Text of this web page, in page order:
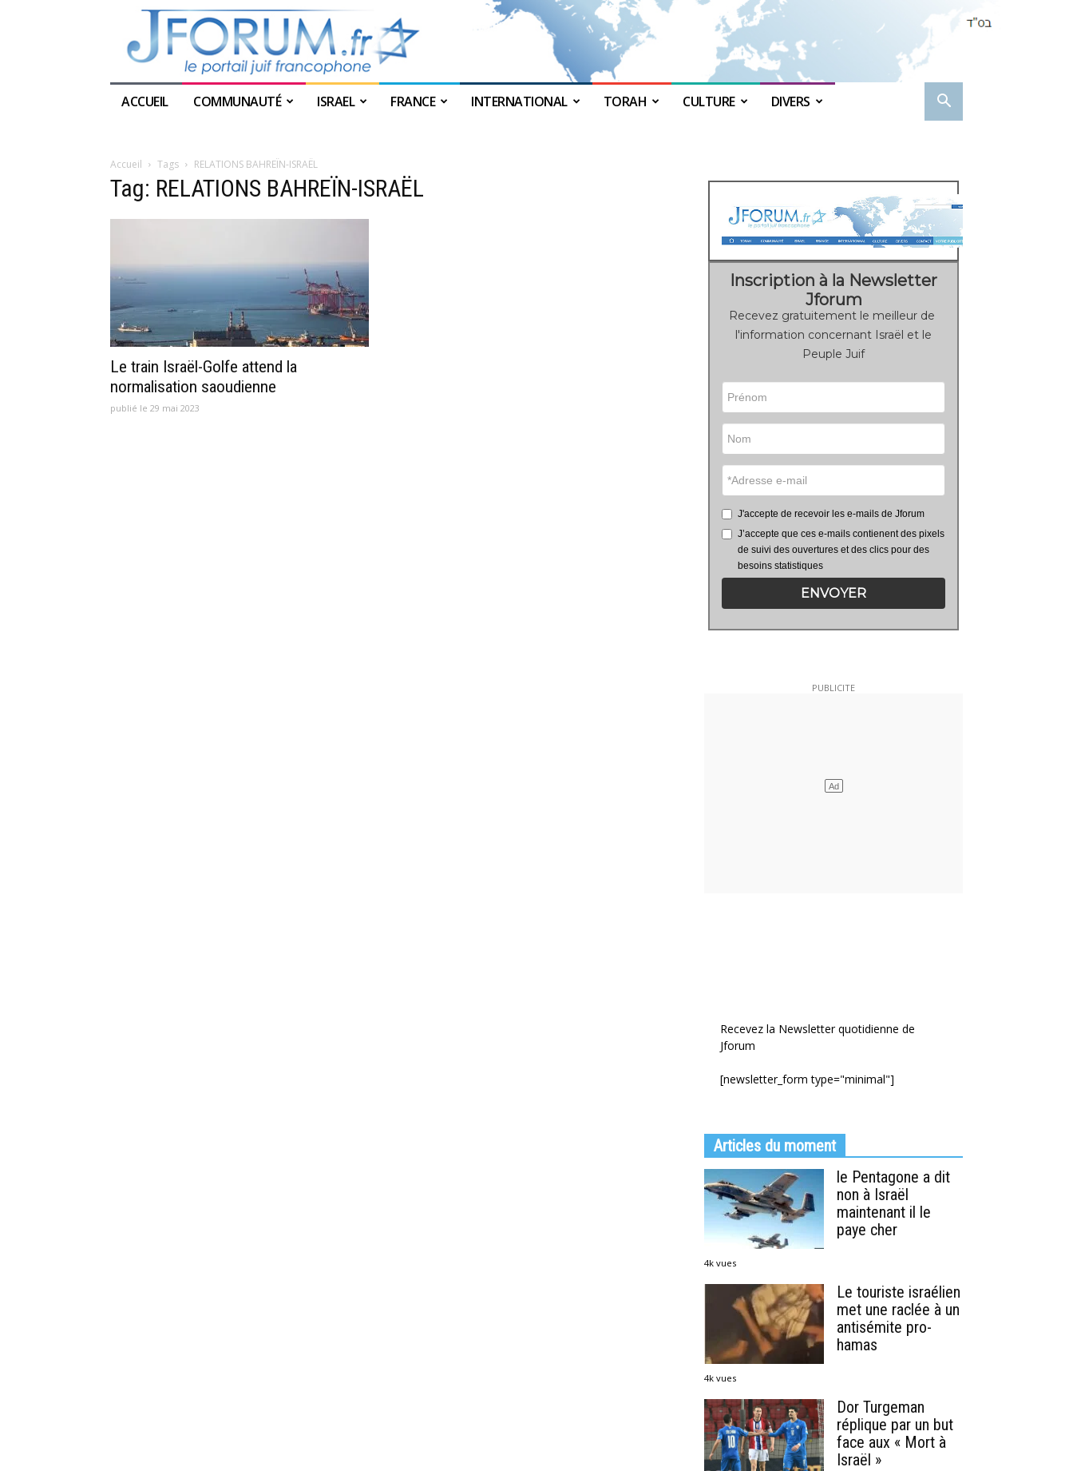
ACCUEIL COMMUNAUTÉ ISRAEL FRANCE INTERNATIONAL TORAH CULTURE DIVERS
Accueil Tags RELATIONS BAHREÏN-ISRAËL
Tag: RELATIONS BAHREÏN-ISRAËL
Le train Israël-Golfe attend la
normalisation saoudienne
publié le 29 mai 2023
Inscription à la Newsletter
Jforum
Recevez gratuitement le meilleur de
l'information concernant Israël et le
Peuple Juif
J'accepte de recevoir les e-mails de Jforum
J’accepte que ces e-mails contienent des pixels
de suivi des ouvertures et des clics pour des
besoins statistiques
ENVOYER
Recevez la Newsletter quotidienne de
Jforum
[newsletter_form type="minimal"]
Articles du moment
le Pentagone a dit
non à Israël
maintenant il le
paye cher
4k vues
Le touriste israélien
met une raclée à un
antisémite pro-
hamas
4k vues
Dor Turgeman
réplique par un but
face aux « Mort à
Israël »